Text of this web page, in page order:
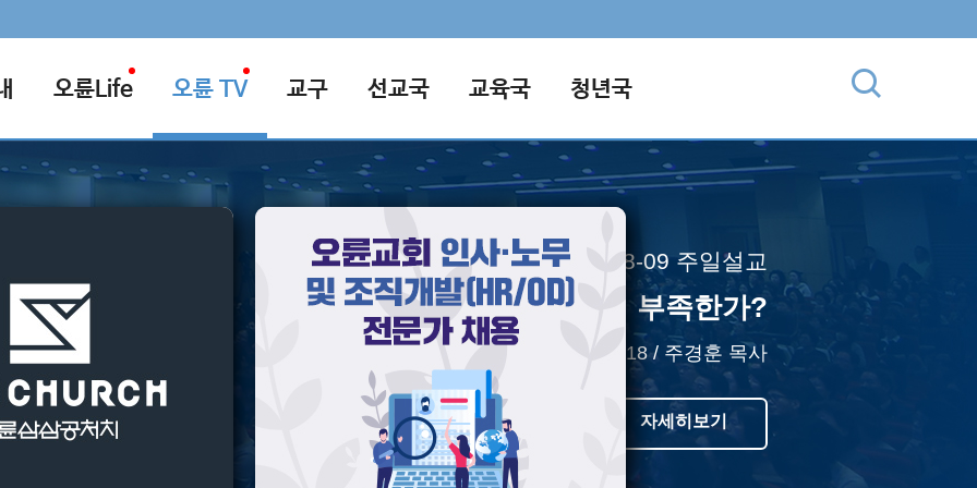
오륜Life 오륜 TV 교구 선교국 교육국 청년국
2026-08-09 주일설교
기업이 부족한가, 믿음이 부족한가?
여호수아 16:10, 17:14~18 / 주경훈 목사
자세히보기